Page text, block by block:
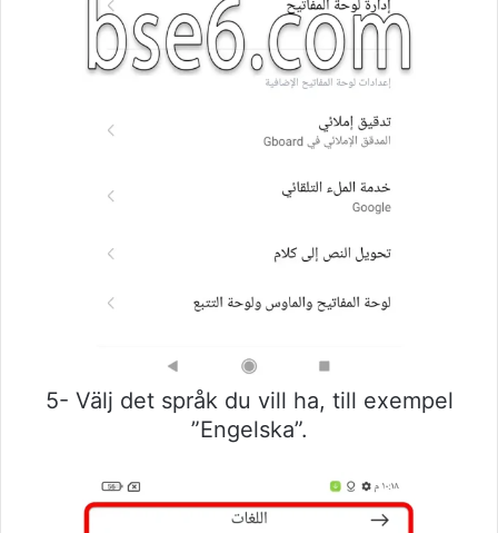
5- Välj det språk du vill ha, till exempel
”Engelska”.